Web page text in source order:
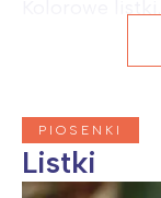
PIOSENKI
Listki